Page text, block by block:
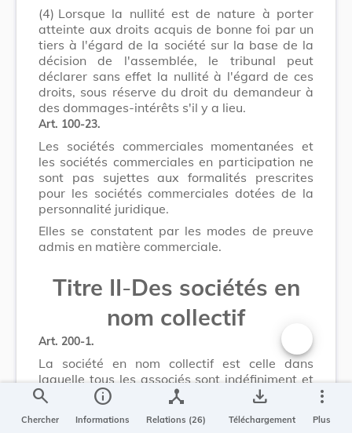
(4) Lorsque la nullité est de nature à porter
atteinte aux droits acquis de bonne foi par un
tiers à l'égard de la société sur la base de la
décision de l'assemblée, le tribunal peut
déclarer sans effet la nullité à l'égard de ces
droits, sous réserve du droit du demandeur à
des dommages-intérêts s'il y a lieu.
Art. 100-23.
Les sociétés commerciales momentanées et
les sociétés commerciales en participation ne
sont pas sujettes aux formalités prescrites
pour les sociétés commerciales dotées de la
personnalité juridique.
Elles se constatent par les modes de preuve
admis en matière commerciale.
Titre II-Des sociétés en
nom collectif
Art. 200-1.
La société en nom collectif est celle dans
laquelle tous les associés sont indéfiniment et
solidairement tenus de tous les engagements
de la société.
Changer la
search
Chercher
info
Informations
device_hub
Relations (26)
save_alt
Téléchargement
more_vert
Plus